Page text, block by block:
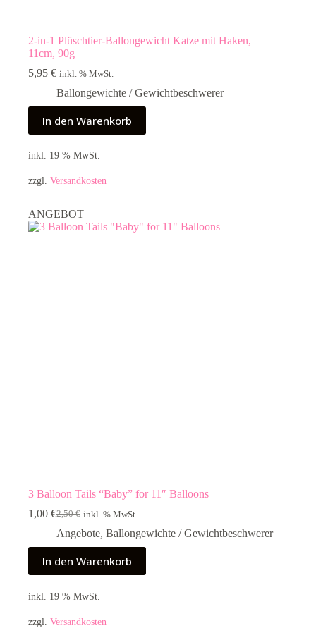
2-in-1 Plüschtier-Ballongewicht Katze mit Haken,
11cm, 90g
5,95 € inkl. % MwSt.
Ballongewichte / Gewichtbeschwerer
In den Warenkorb
inkl. 19 % MwSt.
zzgl. Versandkosten
ANGEBOT
3 Balloon Tails “Baby” for 11″ Balloons
2,50€
Ursprünglicher
Preis
war:
2,50 €
1,00 €Aktueller
Preis
ist:
1,00 €.
inkl. % MwSt.
Angebote, Ballongewichte / Gewichtbeschwerer
In den Warenkorb
inkl. 19 % MwSt.
zzgl. Versandkosten